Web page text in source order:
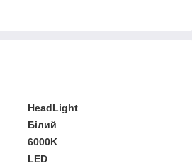
HeadLight
Білий
6000K
LED